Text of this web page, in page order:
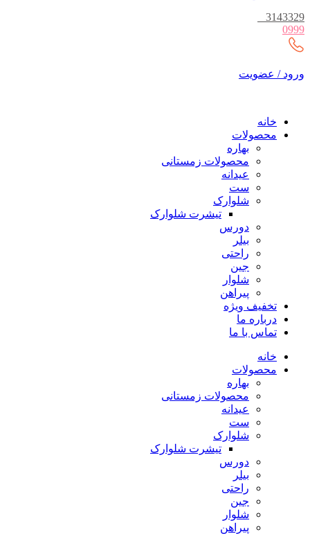
3143329
0999
ورود / عضویت
خانه
محصولات
بهاره
محصولات زمستانی
عیدانه
ست
شلوارک
تیشرت شلوارک
دورس
بیلر
راحتی
جین
شلوار
پیراهن
تخفیف ویژه
درباره ما
تماس با ما
خانه
محصولات
بهاره
محصولات زمستانی
عیدانه
ست
شلوارک
تیشرت شلوارک
دورس
بیلر
راحتی
جین
شلوار
پیراهن